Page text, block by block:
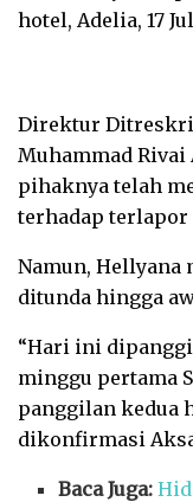
hotel, Adelia, 17
Direktur
Muhammad Rivai
pihaknya telah
terhadap terlapor
Namun, Hellyana
ditunda hingga
“Hari ini
minggu pertama
panggilan kedua
dikonfirmasi
Baca Juga: